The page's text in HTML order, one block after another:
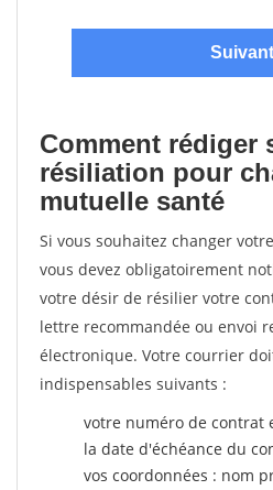
Comment rédiger
résiliation pour
mutuelle santé
Si vous souhaitez changer
vous devez obligatoirement
votre désir de résilier votre
lettre recommandée ou envoi
électronique. Votre courrier
indispensables suivants :
votre numéro de contrat
la date d'échéance du
vos coordonnées : nom